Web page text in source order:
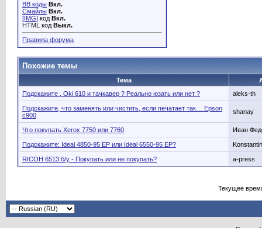
BB коды Вкл.
Смайлы Вкл.
[IMG] код Вкл.
HTML код Выкл.
Правила форума
Похожие темы
Тема
Подскажите , Oki 610 и тачкавер ? Реально юзать или нет ?
aleks-th
Подскажите, что заменять или чистить, если печатает так… Epson
c900
shanay
Что покупать Xerox 7750 или 7760 Иван
Подскажите: Ideal 4850-95 EP или Ideal 6550-95 EP?
RICOH 6513 б/у - Покупать или не покупать? a-press
Текущее